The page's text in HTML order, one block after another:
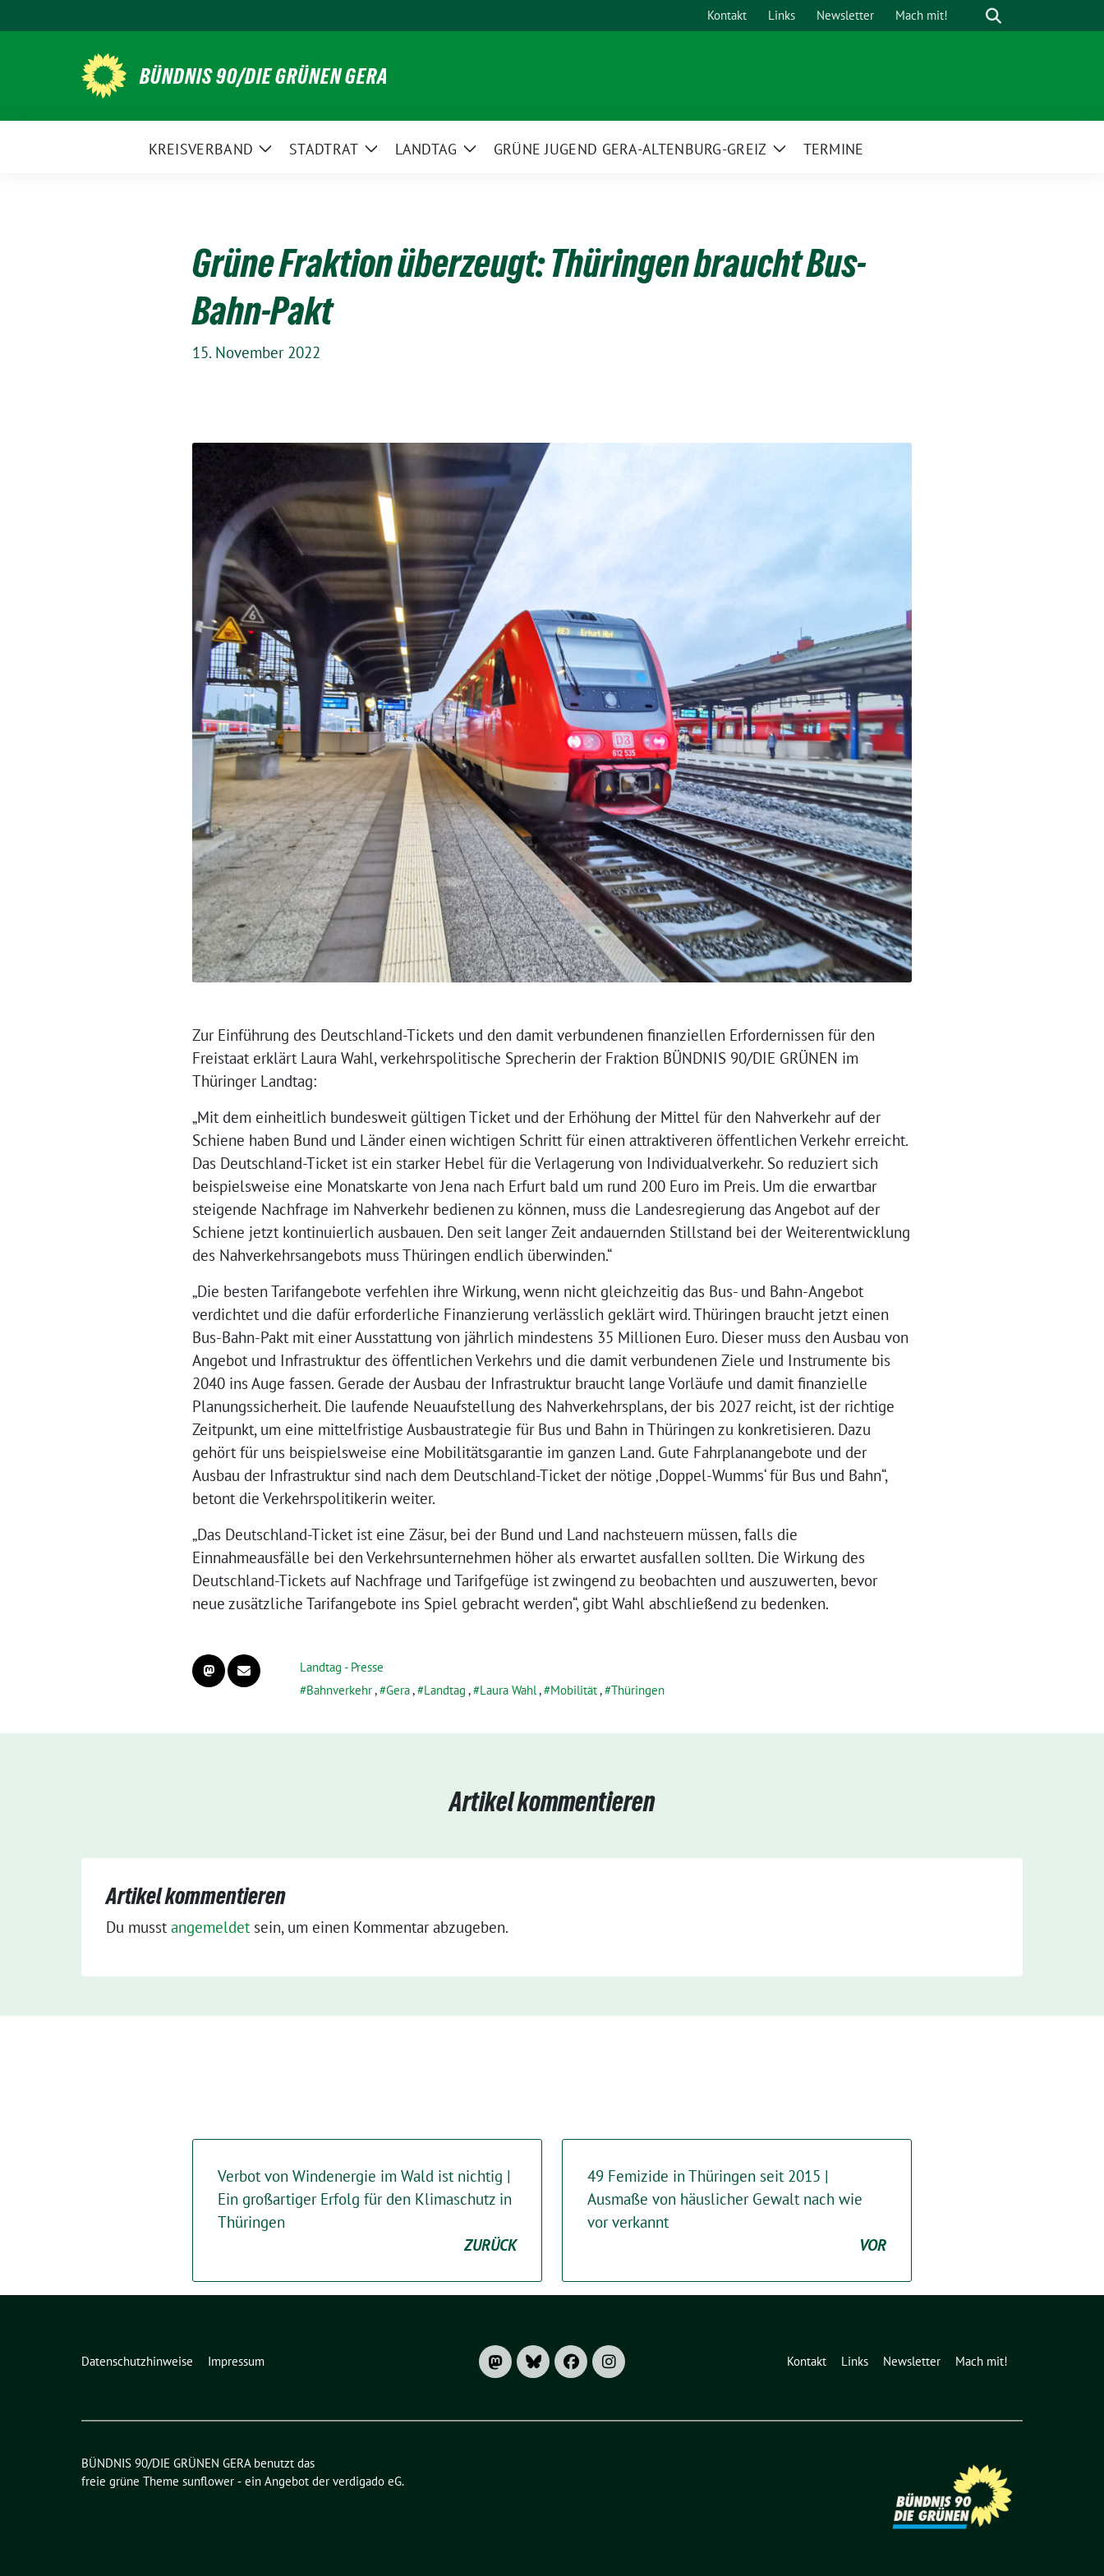
zum
Kontakt Links Newsletter Mach mit! Suche
BÜNDNIS 90/DIE GRÜNEN GERA
KREISVERBAND
ZeigeSTADTRAT
ZeigeLANDTAG
ZeigeGRÜNE JUGEND GERA-ALTENBURG-GREIZ
ZeigeTERMINE
Grüne Fraktion überzeugt: Thüringen braucht Bus-
Bahn-Pakt
15. November 2022
Zur Einführung des Deutschland-Tickets und den damit verbundenen finanziellen Erfordernissen für den
Freistaat erklärt Laura Wahl, verkehrspolitische Sprecherin der Fraktion BÜNDNIS 90/DIE GRÜNEN im
Thüringer Landtag:
„Mit dem einheitlich bundesweit gültigen Ticket und der Erhöhung der Mittel für den Nahverkehr auf der
Schiene haben Bund und Länder einen wichtigen Schritt für einen attraktiveren öffentlichen Verkehr erreicht.
Das Deutschland-Ticket ist ein starker Hebel für die Verlagerung von Individualverkehr. So reduziert sich
beispielsweise eine Monatskarte von Jena nach Erfurt bald um rund 200 Euro im Preis. Um die erwartbar
steigende Nachfrage im Nahverkehr bedienen zu können, muss die Landesregierung das Angebot auf der
Schiene jetzt kontinuierlich ausbauen. Den seit langer Zeit andauernden Stillstand bei der Weiterentwicklung
des Nahverkehrsangebots muss Thüringen endlich überwinden.“
„Die besten Tarifangebote verfehlen ihre Wirkung, wenn nicht gleichzeitig das Bus- und Bahn-Angebot
verdichtet und die dafür erforderliche Finanzierung verlässlich geklärt wird. Thüringen braucht jetzt einen
Bus-Bahn-Pakt mit einer Ausstattung von jährlich mindestens 35 Millionen Euro. Dieser muss den Ausbau von
Angebot und Infrastruktur des öffentlichen Verkehrs und die damit verbundenen Ziele und Instrumente bis
2040 ins Auge fassen. Gerade der Ausbau der Infrastruktur braucht lange Vorläufe und damit finanzielle
Planungssicherheit. Die laufende Neuaufstellung des Nahverkehrsplans, der bis 2027 reicht, ist der richtige
Zeitpunkt, um eine mittelfristige Ausbaustrategie für Bus und Bahn in Thüringen zu konkretisieren. Dazu
gehört für uns beispielsweise eine Mobilitätsgarantie im ganzen Land. Gute Fahrplanangebote und der
Ausbau der Infrastruktur sind nach dem Deutschland-Ticket der nötige ‚Doppel-Wumms‘ für Bus und Bahn“,
betont die Verkehrspolitikerin weiter.
„Das Deutschland-Ticket ist eine Zäsur, bei der Bund und Land nachsteuern müssen, falls die
Einnahmeausfälle bei den Verkehrsunternehmen höher als erwartet ausfallen sollten. Die Wirkung des
Deutschland-Tickets auf Nachfrage und Tarifgefüge ist zwingend zu beobachten und auszuwerten, bevor
neue zusätzliche Tarifangebote ins Spiel gebracht werden“, gibt Wahl abschließend zu bedenken.
Landtag - Presse
Bahnverkehr, Gera, Landtag , Laura Wahl, Mobilität, Thüringen
Artikel kommentieren
Artikel kommentieren
Du musst angemeldet sein, um einen Kommentar abzugeben.
Verbot von Windenergie im Wald ist nichtig |
Ein großartiger Erfolg für den Klimaschutz in
Thüringen
ZURÜCK
49 Femizide in Thüringen seit 2015 |
Ausmaße von häuslicher Gewalt nach wie
vor verkannt
VOR
Datenschutzhinweise Impressum Kontakt Links Newsletter Mach mit!
BÜNDNIS 90/DIE GRÜNEN GERA benutzt das
freie grüne Theme sunflower ‐ ein Angebot der verdigado eG.